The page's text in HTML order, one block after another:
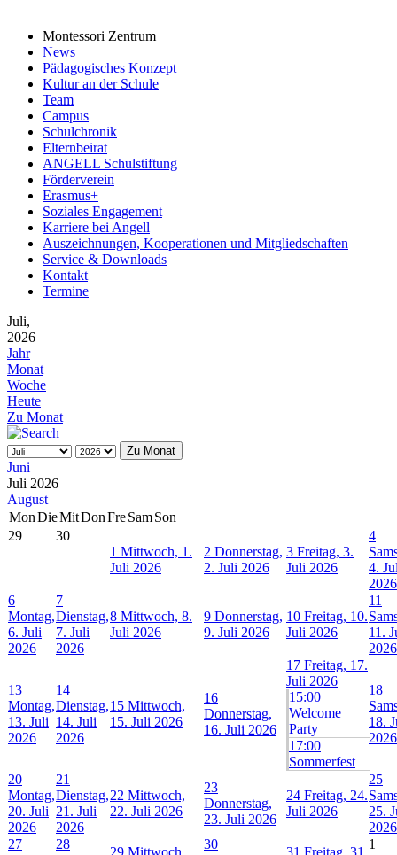
Montessori Zentrum
News
Pädagogisches Konzept
Kultur an der Schule
Team
Campus
Schulchronik
Elternbeirat
ANGELL Schulstiftung
Förderverein
Erasmus+
Soziales Engagement
Karriere bei Angell
Auszeichnungen, Kooperationen und Mitgliedschaften
Service & Downloads
Kontakt
Termine
Juli,
2026
Jahr
Monat
Woche
Heute
Zu Monat
Zu Monat
Juni
Juli 2026
August
MonDieMitDonFreSamSon
29
30
1 Mittwoch, 1.
Juli 2026
2 Donnerstag,
2. Juli 2026
3 Freitag, 3.
Juli 2026
4
4.
2026
6
Montag,
6. Juli
2026
7
Dienstag,
7. Juli
2026
8 Mittwoch, 8.
Juli 2026
9 Donnerstag,
9. Juli 2026
10 Freitag, 10.
Juli 2026
11
11.
2026
13
Montag,
13. Juli
2026
14
Dienstag,
14. Juli
2026
15 Mittwoch,
15. Juli 2026
16
Donnerstag,
16. Juli 2026
17 Freitag, 17.
Juli 2026
15:00
Welcome
Party
17:00
Sommerfest
18
18.
2026
20
Montag,
20. Juli
2026
21
Dienstag,
21. Juli
2026
22 Mittwoch,
22. Juli 2026
23
Donnerstag,
23. Juli 2026
24 Freitag, 24.
Juli 2026
25
25.
2026
27
28
29 Mittwoch,
30
31 Freitag, 31.
1